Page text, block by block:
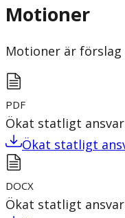
Motioner
Motioner är
PDF
Ökat statligt
Ökat statligt
DOCX
Ökat statligt